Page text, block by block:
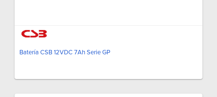
Batería CSB 12VDC 7Ah Serie GP